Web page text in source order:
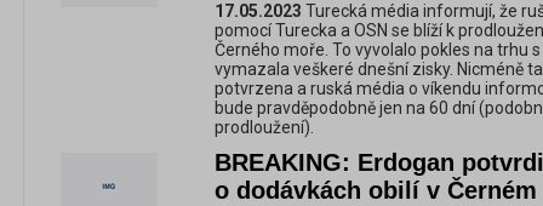
17.05.2023 Turecká média informují, že
pomocí Turecka a OSN se blíží k
Černého moře. To vyvolalo pokles na trhu
vymazala veškeré dnešní zisky. Nicméně
potvrzena a ruská média o víkendu
bude pravděpodobně jen na 60 dní
prodloužení).
BREAKING: Erdogan
o dodávkách obilí v